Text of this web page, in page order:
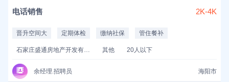
电话销售 2K-4K
晋升空间大 定期体检 缴纳社保 管住餐补
石家庄盛通房地产开发有限公司 其他 20人以下
余经理.招聘员 海阳市